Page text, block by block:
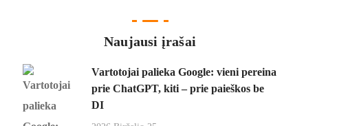
Naujausi įrašai
Vartotojai palieka Google: vieni pereina
prie ChatGPT, kiti – prie paieškos be
DI